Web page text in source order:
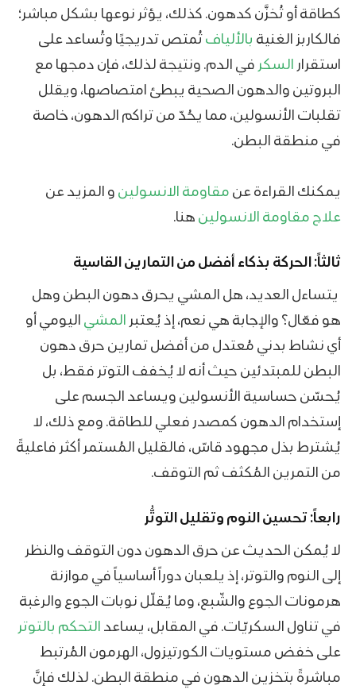
كطاقة أو تُخزَّن كدهون. كذلك، يؤثر نوعها بشكل مباشر؛
فالكاربز الغنية بالأليافتُمتص تدريجيًا وتُساعد على
استقرار السكر في الدم. ونتيجة لذلك، فإن دمجها مع
البروتين والدهون الصحية يبطئ امتصاصها، ويقلل
تقلبات الأنسولين، مما يحُدّ من تراكم الدهون، خاصة
في منطقة البطن.
يمكنك القراءة عن مقاومة الانسولين و المزيد عن
علاج مقاومة الانسولين هنا.
ثالثاً: الحركة بذكاء أفضل من التمارين القاسية
يتساءل العديد، هل المشي يحرق دهون البطن وهل
هو فعّال؟ والإجابة هي نعم، إذ يُعتبر المشي اليومي أو
أي نشاط بدني مُعتدل من أفضل تمارين حرق دهون
البطن للمبتدئين حيث أنه لا يُخفف التوتر فقط، بل
يُحسّن حساسية الأنسولين ويساعد الجسم على
إستخدام الدهون كمصدر فعلي للطاقة. ومع ذلك، لا
يُشترط بذل مجهود قاسّ، فالقليل المُستمر أكثر فاعليةً
من التمرين المُكثف ثم التوقف.
رابعاً: تحسين النوم وتقليل التوتُّر
لا يُمكن الحديث عن حرق الدهون دون التوقف والنظر
إلى النوم والتوتر، إذ يلعبان دوراً أساسياً في موازنة
هرمونات الجوع والشّبع، وما يُقلّل نوبات الجوع والرغبة
في تناول السكريّات. في المقابل، يساعد التحكم بالتوتر
على خفض مستويات الكورتيزول، الهرمون المُرتبط
مباشرةً بتخزين الدهون في منطقة البطن. لذلك فإنَّ